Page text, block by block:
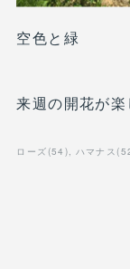
空色と緑
来週の開花が楽
ローズ (54 ) ハマナス (